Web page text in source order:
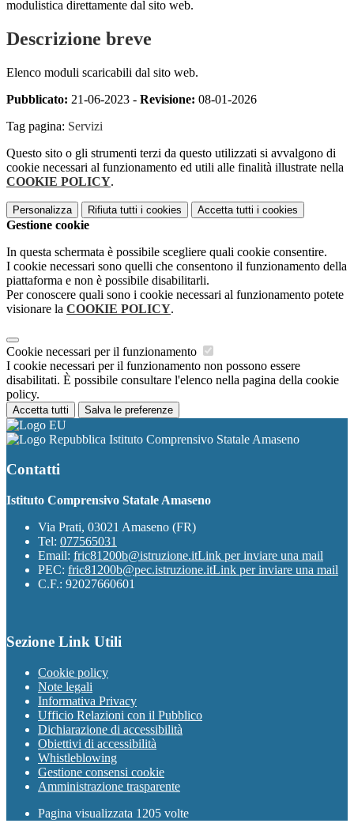
modulistica direttamente dal sito web.
Descrizione breve
Elenco moduli scaricabili dal sito web.
Pubblicato: 21-06-2023 - Revisione: 08-01-2026
Tag pagina: Servizi
Questo sito o gli strumenti terzi da questo utilizzati si avvalgono di
cookie necessari al funzionamento ed utili alle finalità illustrate nella
COOKIE POLICY.
Personalizza Rifiuta tutti i cookies Accetta tutti i cookies
Gestione cookie
In questa schermata è possibile scegliere quali cookie consentire.
I cookie necessari sono quelli che consentono il funzionamento della
piattaforma e non è possibile disabilitarli.
Per conoscere quali sono i cookie necessari al funzionamento potete
visionare la COOKIE POLICY.
Cookie necessari per il funzionamento
I cookie necessari per il funzionamento non possono essere
disabilitati. È possibile consultare l'elenco nella pagina della cookie
policy.
Accetta tutti Salva le preferenze
Istituto Comprensivo Statale Amaseno
Contatti
Istituto Comprensivo Statale Amaseno
Via Prati, 03021 Amaseno (FR)
Tel: 077565031
Email: fric81200b@istruzione.itLink per inviare una mail
PEC: fric81200b@pec.istruzione.itLink per inviare una mail
C.F.: 92027660601
Sezione Link Utili
Cookie policy
Note legali
Informativa Privacy
Ufficio Relazioni con il Pubblico
Dichiarazione di accessibilità
Obiettivi di accessibilità
Whistleblowing
Gestione consensi cookie
Amministrazione trasparente
Pagina visualizzata 1205 volte